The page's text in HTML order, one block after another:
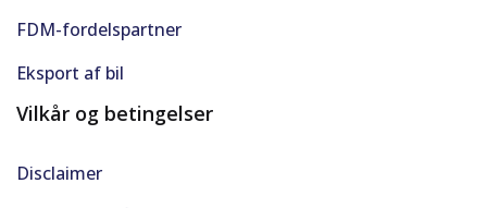
FDM-fordelspartner
Eksport af bil
Vilkår og betingelser
Disclaimer